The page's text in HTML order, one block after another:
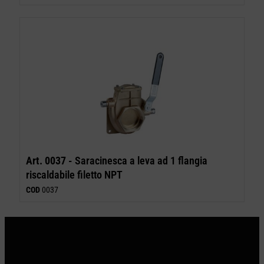
Art. 0037 - Saracinesca a leva ad 1 flangia
riscaldabile filetto NPT
COD 0037